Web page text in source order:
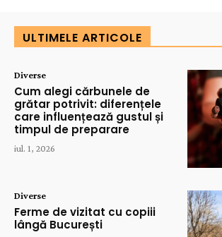
ULTIMELE ARTICOLE
Diverse
Cum alegi cărbunele de
grătar potrivit: diferențele
care influențează gustul și
timpul de preparare
iul. 1, 2026
Diverse
Ferme de vizitat cu copiii
lângă București